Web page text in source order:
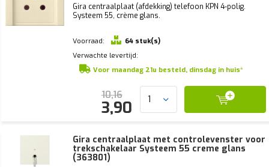
Gira centraalplaat (afdekking) telefoon KPN 4-polig.
Systeem 55, crème glans.
Voorraad:
64 stuk(s)
Verwachte levertijd:
Voor maandag 21u besteld, dinsdag in huis*
10,16
3,90
Gira centraalplaat met controlevenster voor
trekschakelaar Systeem 55 creme glans
(363801)